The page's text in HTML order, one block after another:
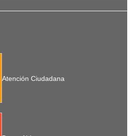
Atención Ciudadana